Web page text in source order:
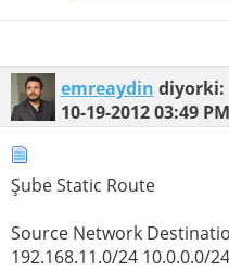
emreaydin diyorki:
10-19-201203:49 PM
Şube Static Route
Source Network
192.168.11.0/24 10.0.0.0/